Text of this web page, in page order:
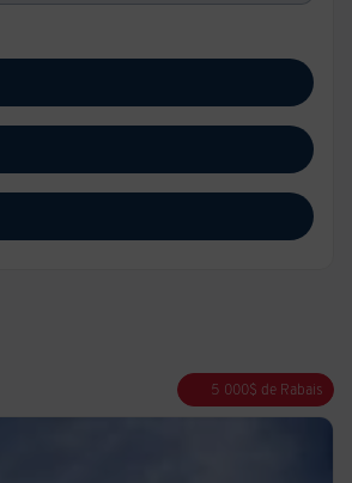
5 000$ de Rabais